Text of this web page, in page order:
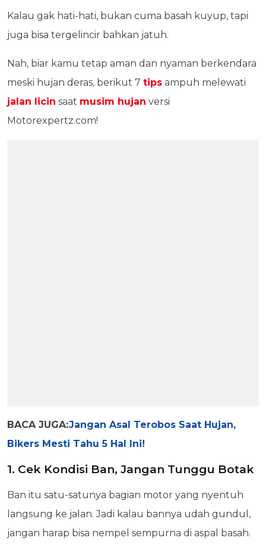
Kalau gak hati-hati, bukan cuma basah kuyup, tapi
juga bisa tergelincir bahkan jatuh.
Nah, biar kamu tetap aman dan nyaman berkendara
meski hujan deras, berikut 7 tips ampuh melewati
jalan licin saat musim hujan versi
Motorexpertz.com!
BACA JUGA:Jangan Asal Terobos Saat Hujan,
Bikers Mesti Tahu 5 Hal Ini!
1. Cek Kondisi Ban, Jangan Tunggu Botak
Ban itu satu-satunya bagian motor yang nyentuh
langsung ke jalan. Jadi kalau bannya udah gundul,
jangan harap bisa nempel sempurna di aspal basah.